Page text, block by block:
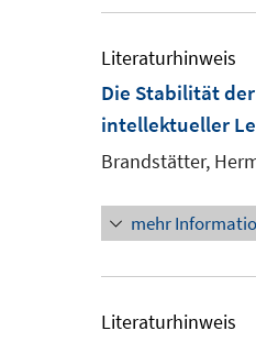
f
n
e
Literaturhinweis
Die Stabilität
intellektueller
Brandstätter,
mehr
Literaturhinweis